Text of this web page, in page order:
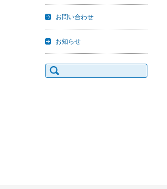
お問い合わせ
お知らせ
検
索: